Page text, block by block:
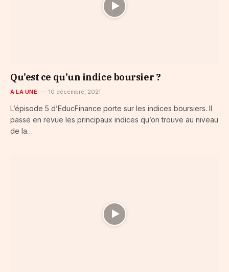
Qu’est ce qu’un indice boursier ?
A LA UNE 10 décembre, 2021
L’épisode 5 d’EducFinance porte sur les indices boursiers. Il
passe en revue les principaux indices qu’on trouve au niveau
de la…